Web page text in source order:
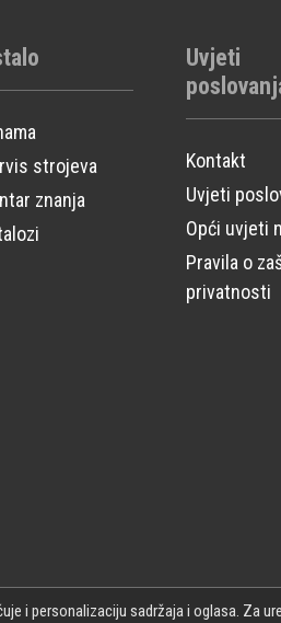
strojeva
znanja
Uvjeti
Kontakt
Uvjeti
Opći uvjeti
Pravila o
privatnosti
i personalizaciju sadržaja i oglasa. Za